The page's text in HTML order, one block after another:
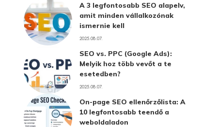
A 3 legfontosabb SEO alapelv,
amit minden vállalkozónak
ismernie kell
2025.08.07.
SEO vs. PPC (Google Ads):
Melyik hoz több vevőt a te
esetedben?
2025.08.07.
On-page SEO ellenőrzőlista: A
10 legfontosabb teendő a
weboldaladon